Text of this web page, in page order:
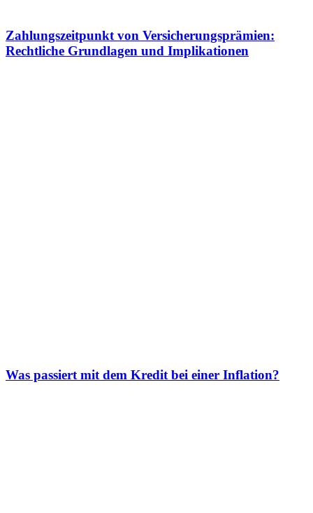
Zahlungszeitpunkt von Versicherungsprämien:
Rechtliche Grundlagen und Implikationen
Was passiert mit dem Kredit bei einer Inflation?